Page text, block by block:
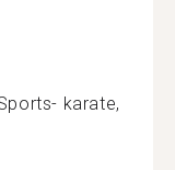
karate,